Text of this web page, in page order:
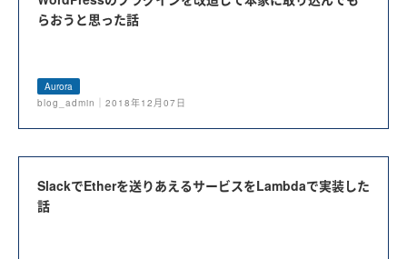
らおうと思った話
Aurora
blog_admin｜2018年12月07日
SlackでEtherを送りあえるサービスをLambdaで実装した
話